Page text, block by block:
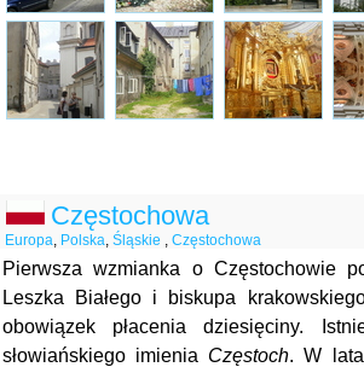
Częstochowa
Europa, Polska, Śląskie , Częstochowa
Pierwsza wzmianka o Częstochowie
Leszka Białego i biskupa
obowiązek płacenia dziesięciny.
słowiańskiego imienia Częstoch. W